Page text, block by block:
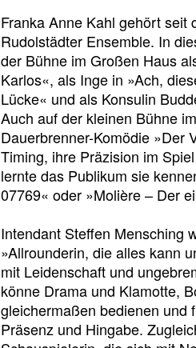
Franka Anne Kahl gehört seit
Rudolstädter Ensemble. In
der Bühne im Großen Haus
Karlos«, als Inge in »Ach,
Lücke« und als Konsulin
Auch auf der kleinen Bühne
Dauerbrenner-Komödie »Der
Timing, ihre Präzision im
lernte das Publikum sie
07769« oder »Molière – Der
Intendant Steffen Mensching
»Allrounderin, die alles kann
mit Leidenschaft und
könne Drama und Klamotte,
gleichermaßen bedienen und
Präsenz und Hingabe.